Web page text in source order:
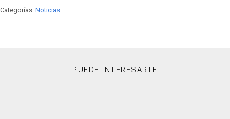
Categorías: Noticias
PUEDE INTERESARTE